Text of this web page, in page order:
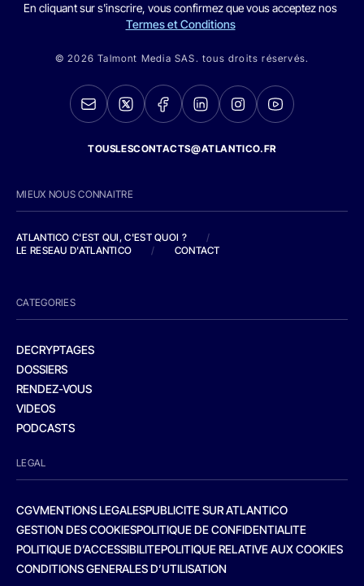
En cliquant sur s'inscrire, vous confirmez que vous acceptez nos
Termes et Conditions
© 2026 Talmont Media SAS. tous droits réservés.
TOUSLESCONTACTS@ATLANTICO.FR
MIEUX NOUS CONNAITRE
ATLANTICO C'EST QUI, C'EST QUOI ?
/
LE RESEAU D'ATLANTICO
/ CONTACT
CATEGORIES
DECRYPTAGES
DOSSIERS
RENDEZ-VOUS
VIDEOS
PODCASTS
LEGAL
CGVMENTIONS LEGALESPUBLICITE SUR ATLANTICO
GESTION DES COOKIESPOLITIQUE DE CONFIDENTIALITE
POLITIQUE D’ACCESSIBILITEPOLITIQUE RELATIVE AUX COOKIES
CONDITIONS GENERALES D’UTILISATION